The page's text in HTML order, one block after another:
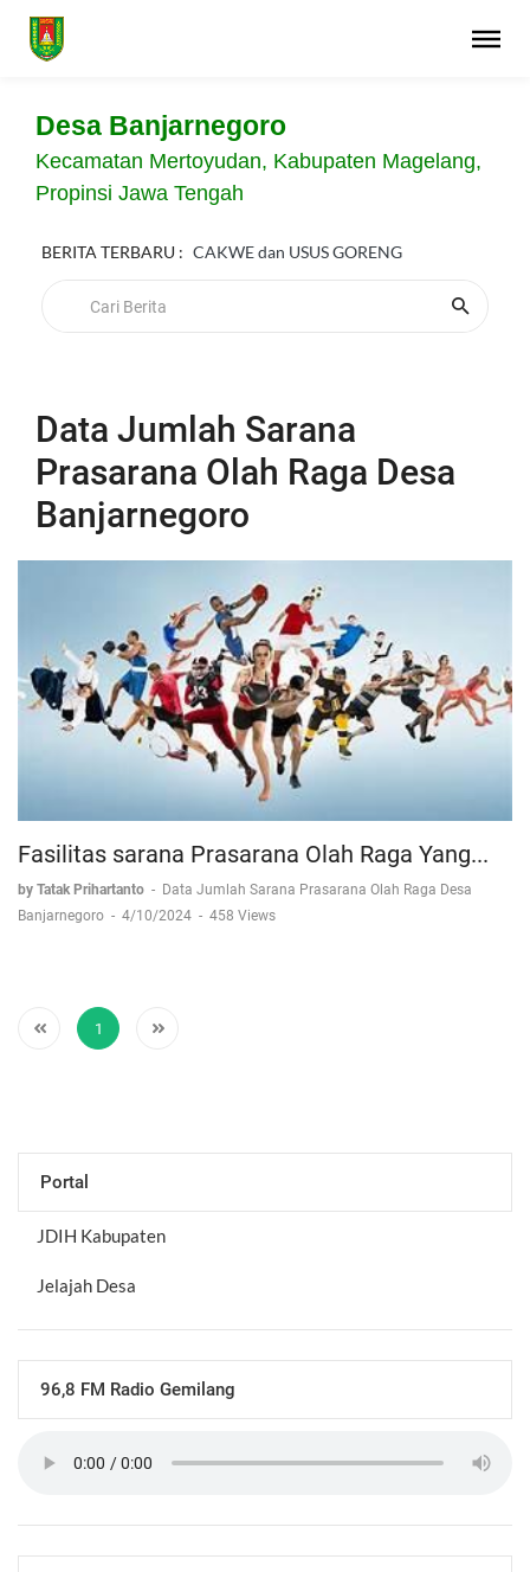
Desa Banjarnegoro
Kecamatan Mertoyudan, Kabupaten Magelang,
Propinsi Jawa Tengah
BERITA TERBARU : CAKWE dan USUS GORENG
Data Jumlah Sarana
Prasarana Olah Raga Desa
Banjarnegoro
Fasilitas sarana Prasarana Olah Raga Yang...
by Tatak Prihartanto - Data Jumlah Sarana Prasarana Olah Raga Desa
Banjarnegoro - 4/10/2024 - 458 Views
1
Portal
JDIH Kabupaten
Jelajah Desa
96,8 FM Radio Gemilang